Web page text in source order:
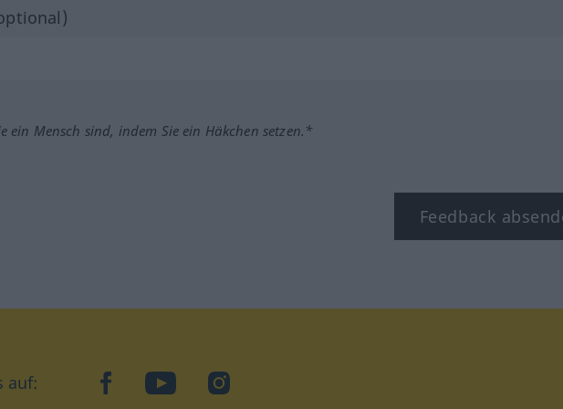
ein Mensch sind, indem Sie ein Häkchen setzen.*
Feedback
auf: facebookYouTubeInstagram